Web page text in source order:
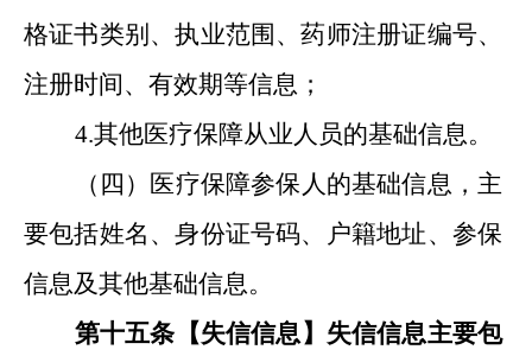
格证书类别、执业范围、药师注册证编号、
注册时间、有效期等信息 ；
4.其他医疗保障从业人员的基础信息。
（ 四 ）医疗保障参保人的基础信息，主
要包括姓名、身份证号码、户籍地址、参保
信息及其他基础信息。
第十五条【失信信息】 失信信息主要包